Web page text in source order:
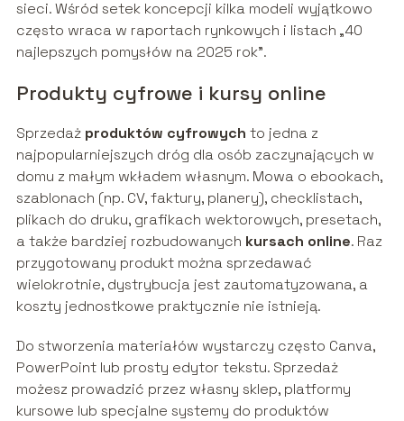
sieci. Wśród setek koncepcji kilka modeli wyjątkowo
często wraca w raportach rynkowych i listach „40
najlepszych pomysłów na 2025 rok”.
Produkty cyfrowe i kursy online
Sprzedaż produktów cyfrowych to jedna z
najpopularniejszych dróg dla osób zaczynających w
domu z małym wkładem własnym. Mowa o ebookach,
szablonach (np. CV, faktury, planery), checklistach,
plikach do druku, grafikach wektorowych, presetach,
a także bardziej rozbudowanych kursach online. Raz
przygotowany produkt można sprzedawać
wielokrotnie, dystrybucja jest zautomatyzowana, a
koszty jednostkowe praktycznie nie istnieją.
Do stworzenia materiałów wystarczy często Canva,
PowerPoint lub prosty edytor tekstu. Sprzedaż
możesz prowadzić przez własny sklep, platformy
kursowe lub specjalne systemy do produktów